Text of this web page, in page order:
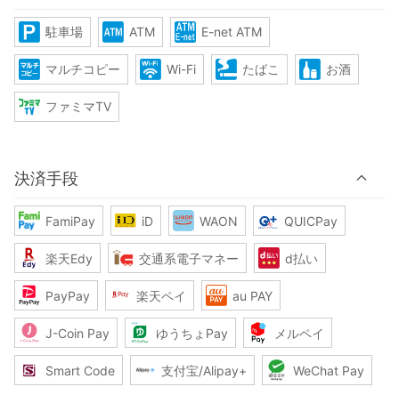
駐車場 ATM E-net ATM
マルチコピー Wi-Fi たばこ お酒
ファミマTV
決済手段
FamiPay iD WAON QUICPay
楽天Edy 交通系電子マネー d払い
PayPay 楽天ペイ au PAY
J-Coin Pay ゆうちょPay メルペイ
Smart Code 支付宝/Alipay+ WeChat Pay